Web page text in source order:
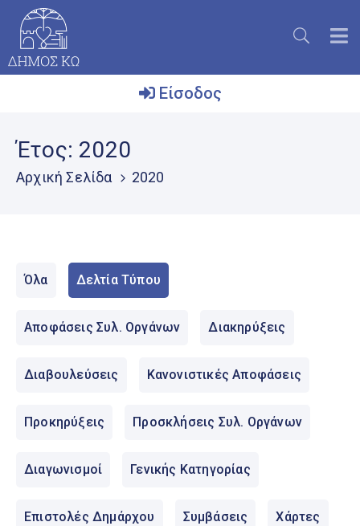
Δήμος
Το
Επικοινωνία
Εθελοντών
English
Είσοδος
Έτος: 2020
Αρχική Σελίδα 2020
Όλα Δελτία Τύπου
Αποφάσεις Συλ. Οργάνων Διακηρύξεις
Διαβουλεύσεις Κανονιστικές Αποφάσεις
Προκηρύξεις Προσκλήσεις Συλ. Οργάνων
Διαγωνισμοί Γενικής Κατηγορίας
Επιστολές Δημάρχου Συμβάσεις Χάρτες